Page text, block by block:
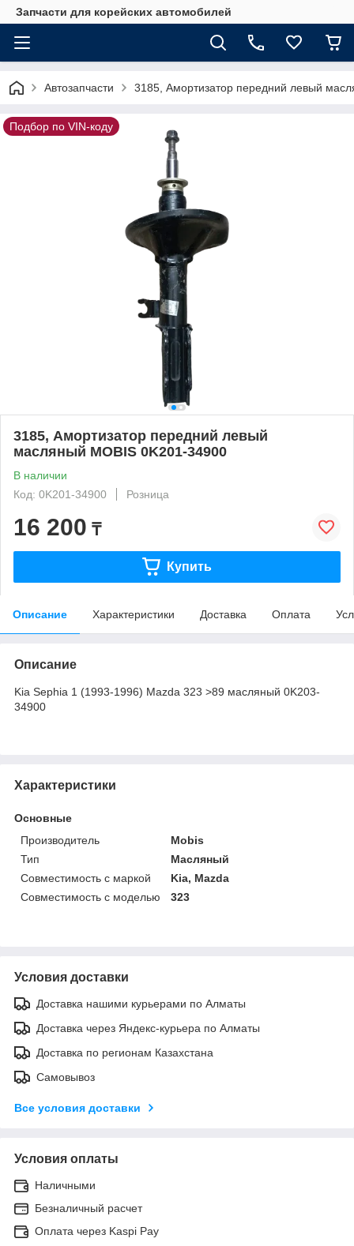
Запчасти для корейских автомобилей
Автозапчасти 3185, Амортизатор передний левый
Подбор по VIN-коду
3185, Амортизатор передний левый
масляный MOBIS 0K201-34900
В наличии
Код: 0K201-34900
Розница
16 200 ₸
Купить
Описание Характеристики Доставка Оплата
Описание
Kia Sephia 1 (1993-1996) Mazda 323 >89 масляный 0K203-
34900
Характеристики
Основные
Производитель
Mobis
Тип
Масляный
Совместимость с маркой
Kia, Mazda
Совместимость с моделью
323
Условия доставки
Доставка нашими курьерами по Алматы
Доставка через Яндекс-курьера по Алматы
Доставка по регионам Казахстана
Самовывоз
Все условия доставки
Условия оплаты
Наличными
Безналичный расчет
Оплата через Kaspi Pay